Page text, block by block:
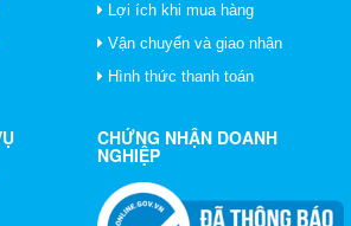
Lợi ích khi mua hàng
Vận chuyển và giao nhận
Hình thức thanh toán
CHỨNG NHẬN DOANH
NGHIỆP